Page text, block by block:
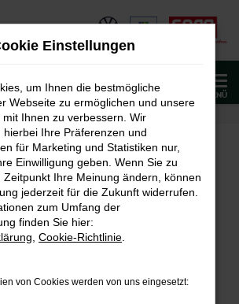
MENÜ
FÜR
Unternehmens:
Einstellungen
um Ihnen die bestmögliche
Webseite zu ermöglichen und unsere
mit Ihnen zu verbessern. Wir
hierbei Ihre Präferenzen und
für Marketing und Statistiken nur,
Einwilligung geben. Wenn Sie zu
Zeitpunkt Ihre Meinung ändern, können
jederzeit für die Zukunft widerrufen.
zum Umfang der
finden Sie hier:
Cookie-Richtlinie
von Cookies werden von uns eingesetzt: